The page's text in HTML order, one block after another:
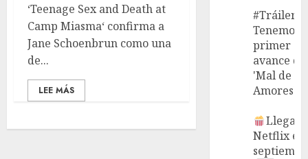
‘Teenage Sex and Death at
Camp Miasma‘ confirma a
Jane Schoenbrun como una
de...
LEE MÁS
#Tráiler
Tenemos
primer
avance de
'Mal de
Amores'.
Llega a
Netflix en